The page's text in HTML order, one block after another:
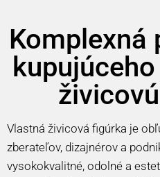
Komplexná
Vlastná živicová figúrka je
zberateľov, dizajnérov a
vysokokvalitné, odolné a